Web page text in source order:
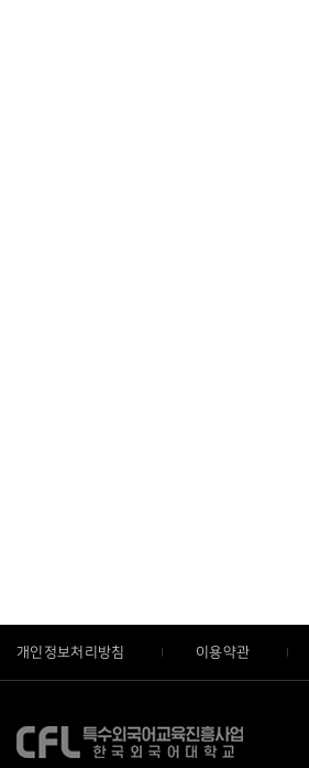
개인정보처리방침 이용약관